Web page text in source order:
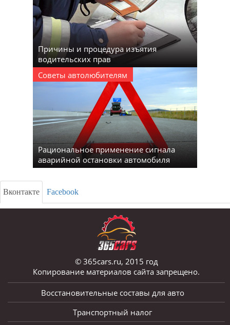
Причины и процедура изъятия
водительских прав
Советы автолюбителям
Рациональное применение сигнала
аварийной остановки автомобиля
Вконтакте Facebook
© 365cars.ru, 2015 год
Копирование материалов сайта запрещено.
Восстановительные составы для авто
Транспортный налог